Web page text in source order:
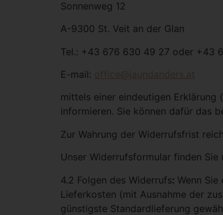
Sonnenweg 12
A-9300 St. Veit an der Glan
Tel.: +43 676 630 49 27 oder +43
E-mail:
mittels einer eindeutigen Erklärung
informieren. Sie können dafür das
Zur Wahrung der Widerrufsfrist
Unser Widerrufsformular finden Sie
4.2 Folgen des Widerrufs: Wenn
Lieferkosten (mit Ausnahme der
günstigste Standardlieferung